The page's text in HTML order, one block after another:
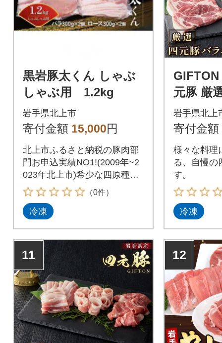
黒岩豚太くん しゃぶ
しゃぶ用 1.2kg
岩手県北上市
寄付金額 15,000円
北上市ふるさと納税の豚肉部
門お申込実績NO1!(2009年~2
023年北上市)希少な四原種配
合豚です
（0件）
冷凍
元豚 厳
ース バ
モ ひき
岩手県北上
寄付金額
様々な料理
る、自慢の
す。
冷凍
11 12